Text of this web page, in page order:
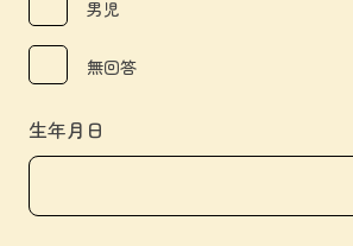
男児
無回答
生年月日